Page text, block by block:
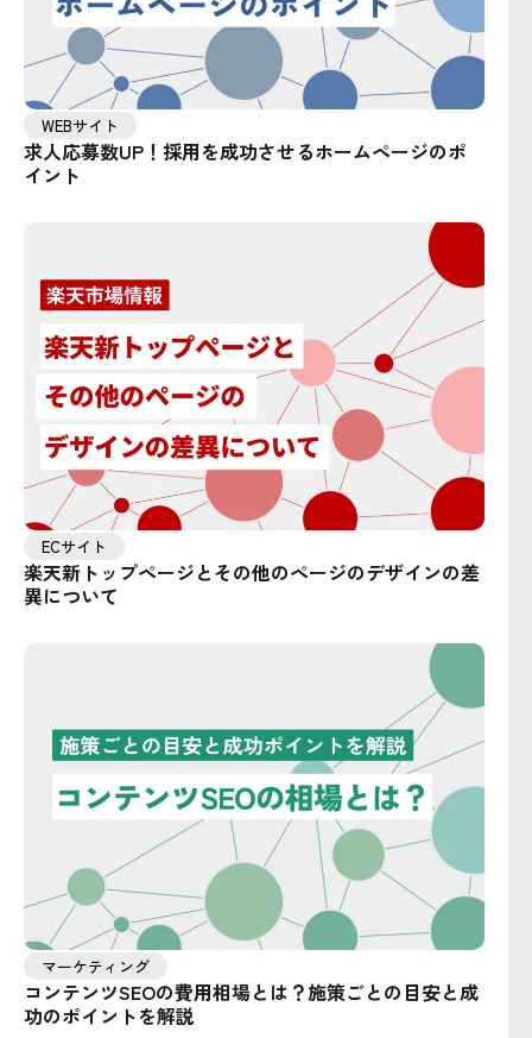
WEBサイト
求人応募数UP！採用を成功させるホームページのポ
イント
ECサイト
楽天新トップページとその他のページのデザインの差
異について
マーケティング
コンテンツSEOの費用相場とは？施策ごとの目安と成
功のポイントを解説